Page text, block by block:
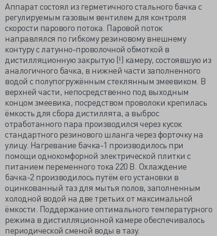
Аппарат состоял из герметичного стального бачка с
регулируемым газовым вентилем для контроля
скорости парового потока. Паровой поток
направлялся по гибкому резиновому внешнему
контуру с латунно-проволочной обмоткой в
дистилляционную закрытую (!) камеру, состоявшую из
аналогичного бачка, в нижней части заполненного
водой с полупогружённым стеклянным змеевиком. В
верхней части, непосредственно под выходным
концом змеевика, посредством проволоки крепилась
ёмкость для сбора дистиллята, а выброс
отработанного пара производился через кусок
стандартного резинового шланга через форточку на
улицу. Нагревание бачка-1 производилось при
помощи однокомфорной электрической плитки с
питанием переменного тока 220 В. Охлаждение
бачка-2 производилось путём его установки в
оцинкованный таз для мытья полов, заполненным
холодной водой на две третьих от максимальной
ёмкости. Поддержание оптимального температурного
режима в дистилляционной камере обеспечивалось
периодической сменой воды в тазу.